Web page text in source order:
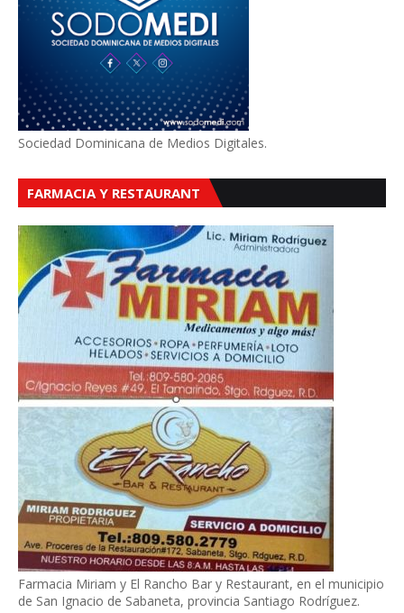
Sociedad Dominicana de Medios Digitales.
FARMACIA Y RESTAURANT
Farmacia Miriam y El Rancho Bar y Restaurant, en el municipio
de San Ignacio de Sabaneta, provincia Santiago Rodríguez.